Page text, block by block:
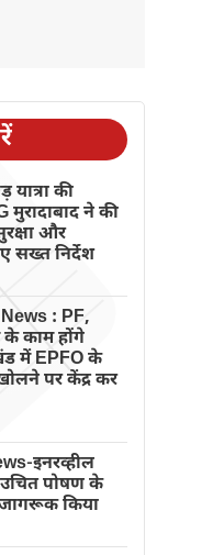
यात्रा की
मुरादाबाद ने की
और
सख्त निर्देश
: PF,
काम होंगे
में EPFO के
पर केंद्र कर
इनरव्हील
पोषण के
किया